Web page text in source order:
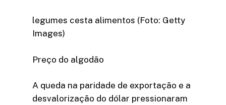
legumes cesta alimentos (Foto: Getty
Images)
Preço do algodão
A queda na paridade de exportação e a
desvalorização do dólar pressionaram